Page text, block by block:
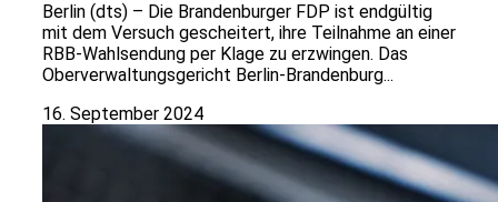
Berlin (dts) – Die Brandenburger FDP ist endgültig
mit dem Versuch gescheitert, ihre Teilnahme an einer
RBB-Wahlsendung per Klage zu erzwingen. Das
Oberverwaltungsgericht Berlin-Brandenburg...
16. September 2024